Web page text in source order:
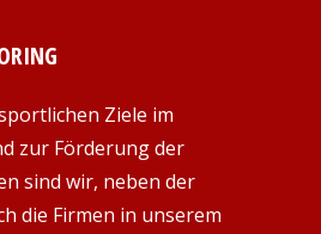
Ziele im
zur Förderung der
sind wir, neben der
die Firmen in unserem